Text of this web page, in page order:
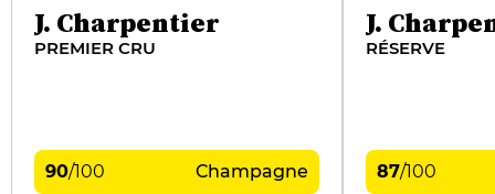
J. Charpentier
PREMIER CRU
90/100 Champagne
J.
RÉSERVE
87/100